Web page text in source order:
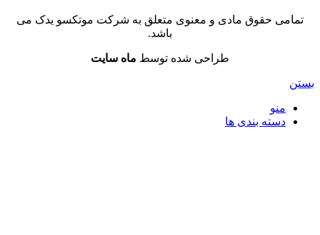
تمامی حقوق مادی و معنوی متعلق به شرکت موتکسو یدک می
باشد.
طراحی شده توسط ماه سایت
بستن
منو
دسته بندی ها